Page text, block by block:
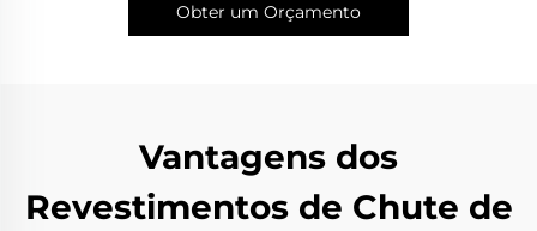
Obter um Orçamento
Vantagens dos
Revestimentos de Chute de